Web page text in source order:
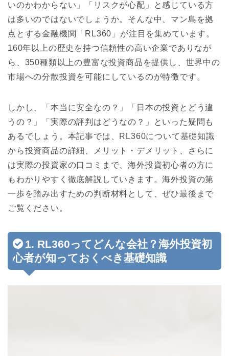
いのかわからない」「リスクが心配」と感じている方
は多いのではないでしょうか。そんな中、マン島を拠
点とする金融機関「RL360」が注目を集めています。
160年以上の歴史を持つ信頼性の高い企業でありなが
ら、350種類以上の豊富な投資商品を提供し、世界中の
市場への分散投資を可能にしているのが特徴です。
しかし、「本当に安全なの？」「日本の投資とどう違
うの？」「実際の評判はどうなの？」といった疑問も
あるでしょう。本記事では、RL360について基礎知識
から投資商品の詳細、メリット・デメリット、さらに
は実際の投資家の口コミまで、海外投資初心者の方に
もわかりやすく徹底解説していきます。海外投資の第
一歩を踏み出すための判断材料として、ぜひ最後まで
ご覧ください。
1. RL360ってどんな会社？海外投資初
心者が知っておくべき基礎知識